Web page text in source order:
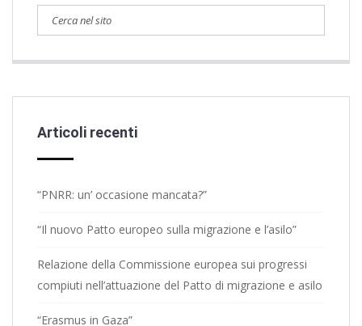
Articoli recenti
“PNRR: un’ occasione mancata?”
“Il nuovo Patto europeo sulla migrazione e l’asilo”
Relazione della Commissione europea sui progressi
compiuti nell’attuazione del Patto di migrazione e asilo
“Erasmus in Gaza”